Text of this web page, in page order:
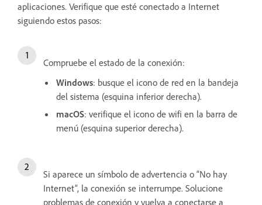
aplicaciones. Verifique que esté conectado a Internet
siguiendo estos pasos:
Compruebe el estado de la conexión:
Windows: busque el icono de red en la bandeja
del sistema (esquina inferior derecha).
macOS: verifique el icono de wifi en la barra de
menú (esquina superior derecha).
Si aparece un símbolo de advertencia o “No hay
Internet”, la conexión se interrumpe. Solucione
problemas de conexión y vuelva a conectarse a